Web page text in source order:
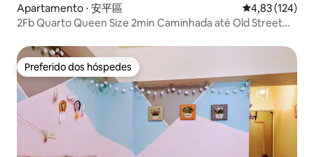
Apartamento ⋅ 安平區 4,83 de uma
4,83 (124)
2Fb Quarto Queen Size 2min Caminhada até Old Street
Preferido dos hóspedes
Preferido dos hóspedes